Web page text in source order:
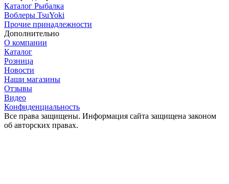
Каталог Рыбалка
Воблеры TsuYoki
Прочие принадлежности
Дополнительно
О компании
Каталог
Розница
Новости
Наши магазины
Отзывы
Видео
Конфиденциальность
Все права защищены. Информация сайта защищена законом
об авторских правах.